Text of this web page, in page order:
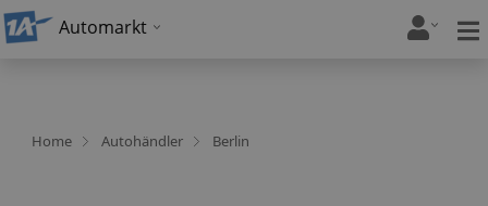
Automarkt
Home Autohändler Berlin